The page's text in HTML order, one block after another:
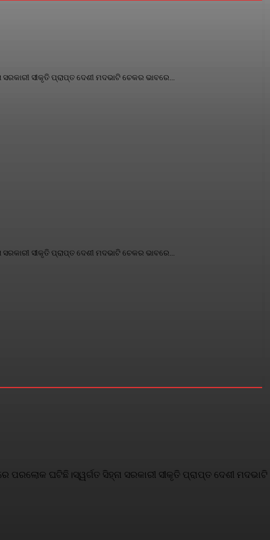
ସୀକୃତି ପ୍ରାପ୍ତ ଦେଶୀ ମଦଭାଟି ଚେକର ଭାବରେ...
ସୀକୃତି ପ୍ରାପ୍ତ ଦେଶୀ ମଦଭାଟି ଚେକର ଭାବରେ...
ଘଟିଛି।ସ୍ୱର୍ଗତ ସିହ୍ନା ସରକାରୀ ସୀକୃତି ପ୍ରାପ୍ତ ଦେଶୀ ମଦଭାଟି